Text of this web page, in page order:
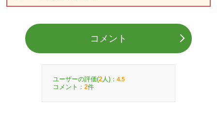
コメント
ユーザーの評価(2 人)： 4.5
コメント： 2件